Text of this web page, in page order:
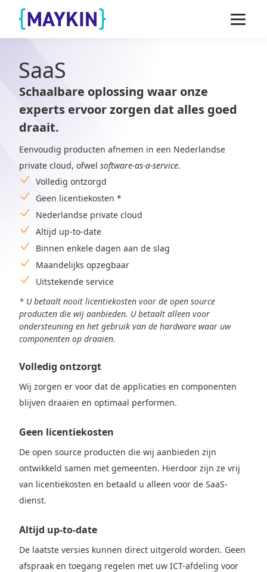
Naar de inhoud springen
Naar de footer springen
SaaS
Schaalbare oplossing waar onze
experts ervoor zorgen dat alles goed
draait.
Eenvoudig producten afnemen in een Nederlandse
private cloud, ofwel software-as-a-service.
Volledig ontzorgd
Geen licentiekosten *
Nederlandse private cloud
Altijd up-to-date
Binnen enkele dagen aan de slag
Maandelijks opzegbaar
Uitstekende service
* U betaalt nooit licentiekosten voor de open source
producten die wij aanbieden. U betaalt alleen voor
ondersteuning en het gebruik van de hardware waar uw
componenten op draaien.
Volledig ontzorgt
Wij zorgen er voor dat de applicaties en componenten
blijven draaien en optimaal performen.
Geen licentiekosten
De open source producten die wij aanbieden zijn
ontwikkeld samen met gemeenten. Hierdoor zijn ze vrij
van licentiekosten en betaald u alleen voor de SaaS-
dienst.
Altijd up-to-date
De laatste versies kunnen direct uitgerold worden. Geen
afspraak en toegang regelen met uw ICT-afdeling voor